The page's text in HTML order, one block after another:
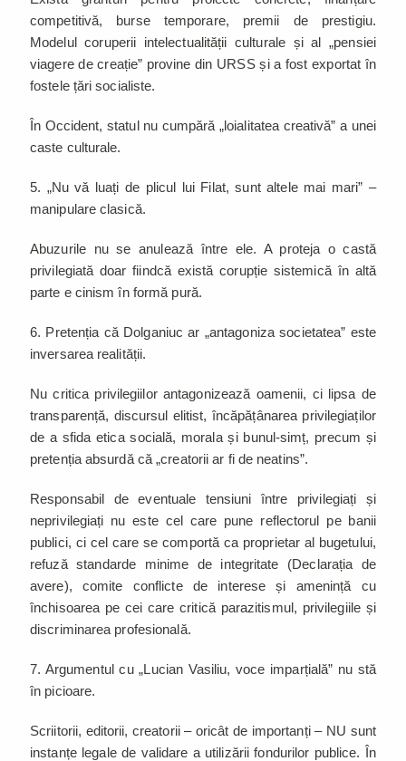
competitivă, burse temporare, premii de prestigiu.
Modelul coruperii intelectualității culturale și al „pensiei
viagere de creație” provine din URSS și a fost exportat în
fostele țări socialiste.
În Occident, statul nu cumpără „loialitatea creativă” a unei
caste culturale.
5. „Nu vă luați de plicul lui Filat, sunt altele mai mari” –
manipulare clasică.
Abuzurile nu se anulează între ele. A proteja o castă
privilegiată doar fiindcă există corupție sistemică în altă
parte e cinism în formă pură.
6. Pretenția că Dolganiuc ar „antagoniza societatea” este
inversarea realității.
Nu critica privilegiilor antagonizează oamenii, ci lipsa de
transparență, discursul elitist, încăpățânarea privilegiaților
de a sfida etica socială, morala și bunul-simț, precum și
pretenția absurdă că „creatorii ar fi de neatins”.
Responsabil de eventuale tensiuni între privilegiați și
neprivilegiați nu este cel care pune reflectorul pe banii
publici, ci cel care se comportă ca proprietar al bugetului,
refuză standarde minime de integritate (Declarația de
avere), comite conflicte de interese și amenință cu
închisoarea pe cei care critică parazitismul, privilegiile și
discriminarea profesională.
7. Argumentul cu „Lucian Vasiliu, voce imparțială” nu stă
în picioare.
Scriitorii, editorii, creatorii – oricât de importanți – NU sunt
instanțe legale de validare a utilizării fondurilor publice. În